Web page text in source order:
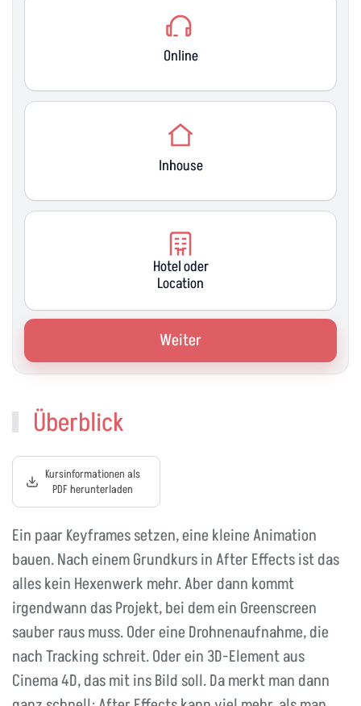
Online
Inhouse
Hotel oder
Location
Weiter
Überblick
Kursinformationen als
PDF herunterladen
Ein paar Keyframes setzen, eine kleine Animation
bauen. Nach einem Grundkurs in After Effects ist das
alles kein Hexenwerk mehr. Aber dann kommt
irgendwann das Projekt, bei dem ein Greenscreen
sauber raus muss. Oder eine Drohnenaufnahme, die
nach Tracking schreit. Oder ein 3D-Element aus
Cinema 4D, das mit ins Bild soll. Da merkt man dann